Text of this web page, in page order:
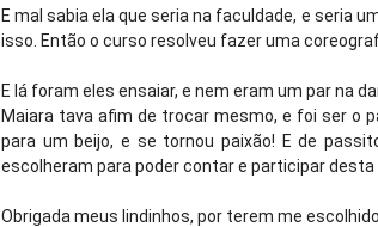
E mal sabia ela que seria na faculdade, e seria
isso. Então o curso resolveu fazer uma
E lá foram eles ensaiar, e nem eram um par na
Maiara tava afim de trocar mesmo, e foi ser o
para um beijo, e se tornou paixão! E de
escolheram para poder contar e participar desta
Obrigada meus lindinhos, por terem me